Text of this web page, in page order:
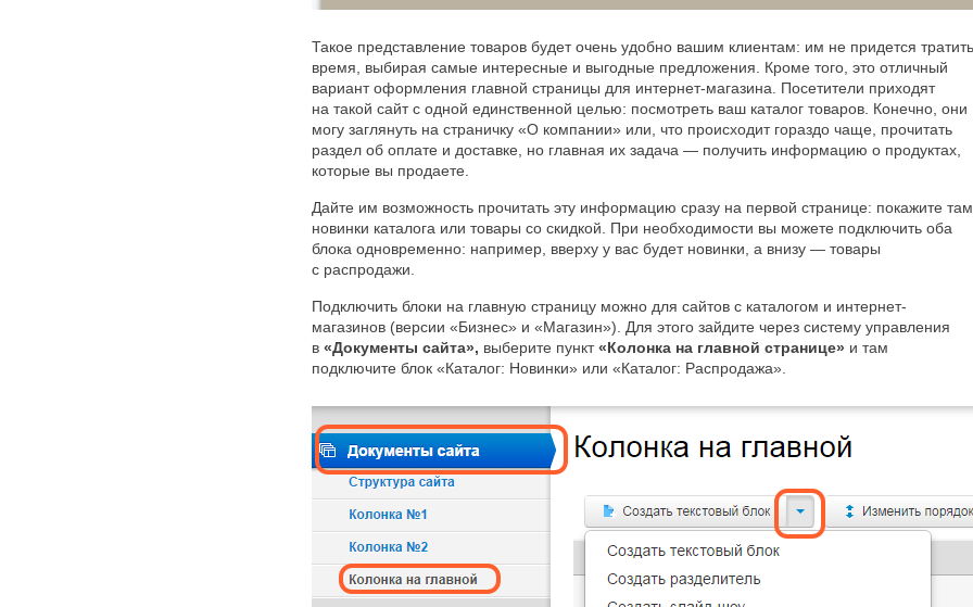
Такое представление товаров будет очень удобно вашим клиентам: им не придется тратить
время, выбирая самые интересные и выгодные предложения. Кроме того, это отличный
вариант оформления главной страницы для интернет-магазина. Посетители приходят
на такой сайт с одной единственной целью: посмотреть ваш каталог товаров. Конечно, они
могу заглянуть на страничку «О компании» или, что происходит гораздо чаще, прочитать
раздел об оплате и доставке, но главная их задача — получить информацию о продуктах,
которые вы продаете.
Дайте им возможность прочитать эту информацию сразу на первой странице: покажите там
новинки каталога или товары со скидкой. При необходимости вы можете подключить оба
блока одновременно: например, вверху у вас будет новинки, а внизу — товары
с распродажи.
Подключить блоки на главную страницу можно для сайтов с каталогом и интернет-
магазинов (версии «Бизнес» и «Магазин»). Для этого зайдите через систему управления
в «Документы сайта», выберите пункт«Колонка на главной странице» и там
подключите блок «Каталог: Новинки» или «Каталог: Распродажа».